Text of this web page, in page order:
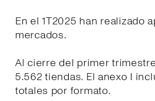
En el 1T2025 han realizado
mercados.
Al cierre del primer
5.562 tiendas. El anexo I
totales por formato.